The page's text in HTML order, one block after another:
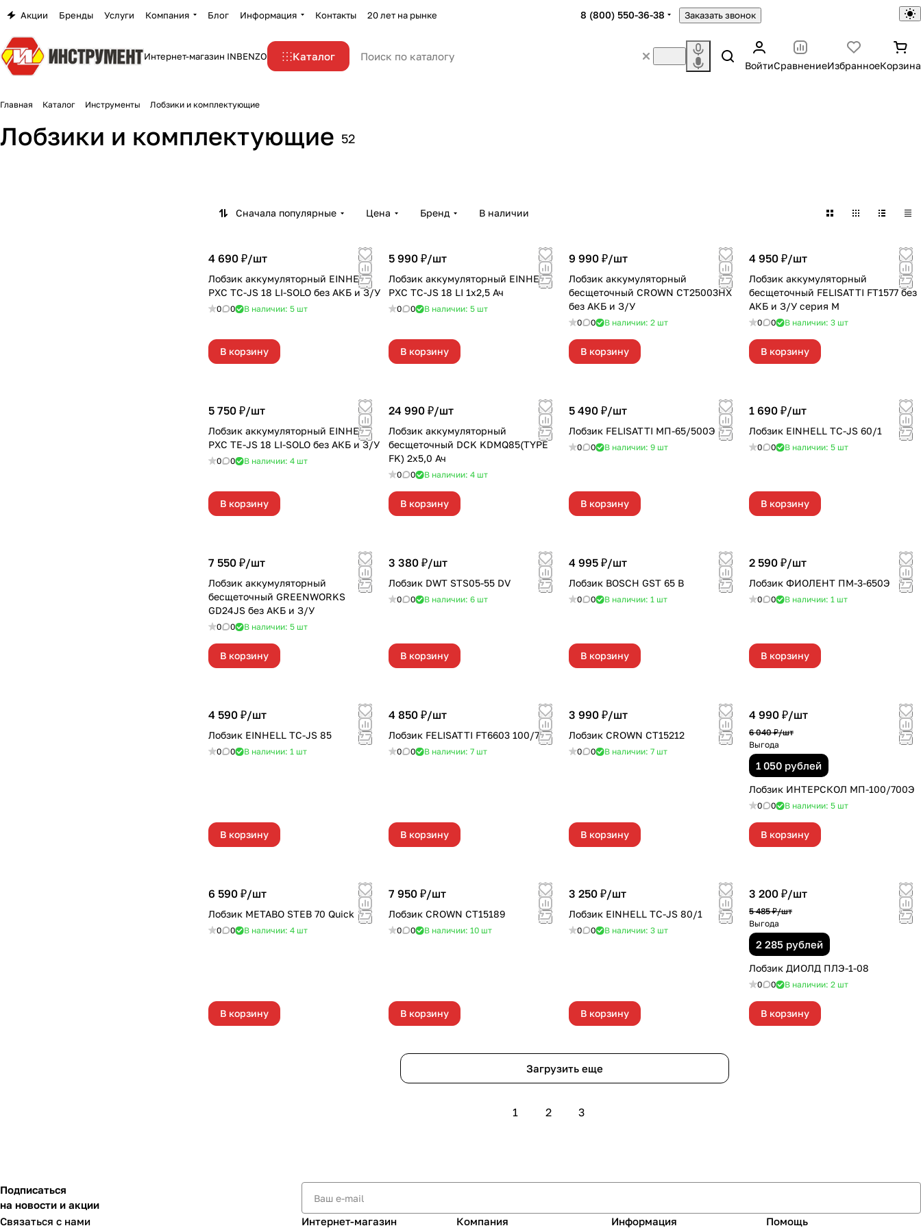
Акции Бренды Услуги Компания Блог Информация Контакты 20 лет на рынке 8 (800) 550-36-38 Заказать звонок
Интернет-магазин INBENZO Каталог
ВойтиСравнениеИзбранноеКорзина
Главная Каталог Инструменты Лобзики и комплектующие
Лобзики и комплектующие 52
Лобзики
аккумуляторные
Лобзики сетевые
Сначала популярные Цена Бренд В наличии
4 690 ₽/шт
Лобзик аккумуляторный EINHELL
PXC TC-JS 18 LI-SOLO без АКБ и З/У
0 0 В наличии: 5 шт
В корзину
5 990 ₽/шт
Лобзик аккумуляторный EINHELL
PXC TC-JS 18 LI 1х2,5 Ач
0 0 В наличии: 5 шт
В корзину
9 990 ₽/шт
Лобзик аккумуляторный
бесщеточный CROWN CT25003HX
без АКБ и З/У
0 0 В наличии: 2 шт
В корзину
4 950 ₽/шт
Лобзик аккумуляторный
бесщеточный FELISATTI FT1577 без
АКБ и З/У серия М
0 0 В наличии: 3 шт
В корзину
5 750 ₽/шт
Лобзик аккумуляторный EINHELL
PXC TE-JS 18 LI-SOLO без АКБ и З/У
0 0 В наличии: 4 шт
В корзину
24 990 ₽/шт
Лобзик аккумуляторный
бесщеточный DCK KDMQ85(TYPE
FK) 2х5,0 Ач
0 0 В наличии: 4 шт
В корзину
5 490 ₽/шт
Лобзик FELISATTI МП-65/500Э
0 0 В наличии: 9 шт
В корзину
1 690 ₽/шт
Лобзик EINHELL TC-JS 60/1
0 0 В наличии: 5 шт
В корзину
7 550 ₽/шт
Лобзик аккумуляторный
бесщеточный GREENWORKS
GD24JS без АКБ и З/У
0 0 В наличии: 5 шт
В корзину
3 380 ₽/шт
Лобзик DWT STS05-55 DV
0 0 В наличии: 6 шт
В корзину
4 995 ₽/шт
Лобзик BOSCH GST 65 B
0 0 В наличии: 1 шт
В корзину
2 590 ₽/шт
Лобзик ФИОЛЕНТ ПМ-3-650Э
0 0 В наличии: 1 шт
В корзину
4 590 ₽/шт
Лобзик EINHELL TC-JS 85
0 0 В наличии: 1 шт
В корзину
4 850 ₽/шт
Лобзик FELISATTI FT6603 100/710
0 0 В наличии: 7 шт
В корзину
3 990 ₽/шт
Лобзик CROWN СТ15212
0 0 В наличии: 7 шт
В корзину
4 990 ₽/шт
6 040 ₽/шт
Выгода
1 050 рублей
Лобзик ИНТЕРСКОЛ МП-100/700Э
0 0 В наличии: 5 шт
В корзину
6 590 ₽/шт
Лобзик METABO STEB 70 Quick
0 0 В наличии: 4 шт
В корзину
7 950 ₽/шт
Лобзик CROWN CT15189
0 0 В наличии: 10 шт
В корзину
3 250 ₽/шт
Лобзик EINHELL TC-JS 80/1
0 0 В наличии: 3 шт
В корзину
3 200 ₽/шт
5 485 ₽/шт
Выгода
2 285 рублей
Лобзик ДИОЛД ПЛЭ-1-08
0 0 В наличии: 2 шт
В корзину
Загрузить еще
1 2 3
Подписаться
на новости и акции
Связаться с нами
Интернет-магазин Компания Информация Помощь